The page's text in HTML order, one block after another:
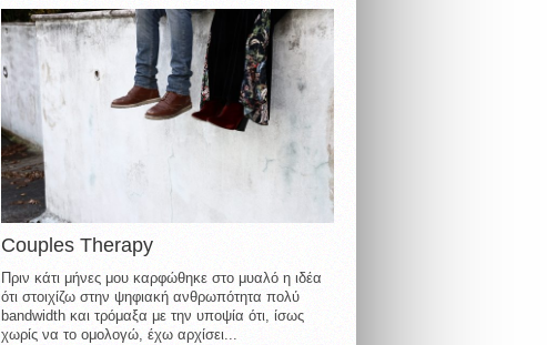
Couples Therapy
Πριν κάτι μήνες μου καρφώθηκε στο μυαλό η ιδέα
ότι στοιχίζω στην ψηφιακή ανθρωπότητα πολύ
bandwidth και τρόμαξα με την υποψία ότι, ίσως
χωρίς να το ομολογώ, έχω αρχίσει...